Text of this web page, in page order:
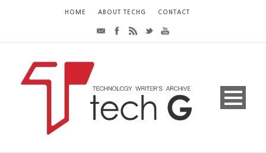
HOME ABOUT TECHG CONTACT